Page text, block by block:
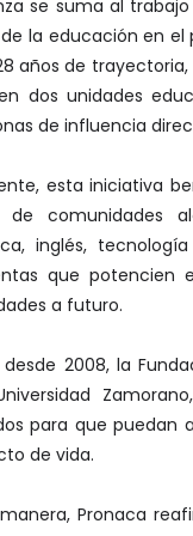
se suma al
la educación en el
años de
dos unidades
de influencia
esta iniciativa
de comunidades
inglés,
que potencien
a futuro.
desde 2008, la
para que puedan
de vida.
Pronaca